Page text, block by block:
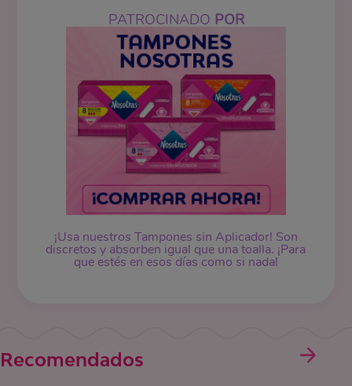
PATROCINADO POR
¡Usa nuestros Tampones sin Aplicador! Son
discretos y absorben igual que una toalla. ¡Para
que estés en esos días como si nada!
Recomendados